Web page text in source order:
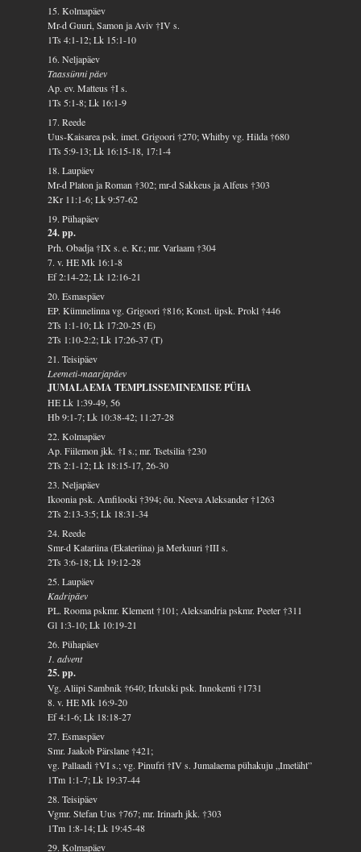
15. Kolmapäev
Mr-d Guuri, Samon ja Aviv †IV s.
1Ts 4:1-12; Lk 15:1-10
16. Neljapäev
Taassünni päev
Ap. ev. Matteus †I s.
1Ts 5:1-8; Lk 16:1-9
17. Reede
Uus-Kaisarea psk. imet. Grigoori †270; Whitby vg. Hilda †680
1Ts 5:9-13; Lk 16:15-18, 17:1-4
18. Laupäev
Mr-d Platon ja Roman †302; mr-d Sakkeus ja Alfeus †303
2Kr 11:1-6; Lk 9:57-62
19. Pühapäev
24. pp.
Prh. Obadja †IX s. e. Kr.; mr. Varlaam †304
7. v. HE Mk 16:1-8
Ef 2:14-22; Lk 12:16-21
20. Esmaspäev
EP. Kümnelinna vg. Grigoori †816; Konst. üpsk. Prokl †446
2Ts 1:1-10; Lk 17:20-25 (E)
2Ts 1:10-2:2; Lk 17:26-37 (T)
21. Teisipäev
Leemeti-maarjapäev
JUMALAEMA TEMPLISSEMINEMISE PÜHA
HE Lk 1:39-49, 56
Hb 9:1-7; Lk 10:38-42; 11:27-28
22. Kolmapäev
Ap. Fiilemon jkk. †I s.; mr. Tsetsilia †230
2Ts 2:1-12; Lk 18:15-17, 26-30
23. Neljapäev
Ikoonia psk. Amfilooki †394; õu. Neeva Aleksander †1263
2Ts 2:13-3:5; Lk 18:31-34
24. Reede
Smr-d Katariina (Ekateriina) ja Merkuuri †III s.
2Ts 3:6-18; Lk 19:12-28
25. Laupäev
Kadripäev
PL. Rooma pskmr. Klement †101; Aleksandria pskmr. Peeter †311
Gl 1:3-10; Lk 10:19-21
26. Pühapäev
1. advent
25. pp.
Vg. Aliipi Sambnik †640; Irkutski psk. Innokenti †1731
8. v. HE Mk 16:9-20
Ef 4:1-6; Lk 18:18-27
27. Esmaspäev
Smr. Jaakob Pärslane †421;
vg. Pallaadi †VI s.; vg. Pinufri †IV s. Jumalaema pühakuju „Imetäht”
1Tm 1:1-7; Lk 19:37-44
28. Teisipäev
Vgmr. Stefan Uus †767; mr. Irinarh jkk. †303
1Tm 1:8-14; Lk 19:45-48
29. Kolmapäev